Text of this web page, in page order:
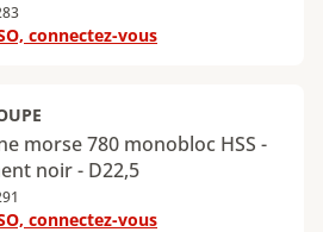
connectez-vous
morse 780 monobloc HSS -
noir - D22,5
connectez-vous